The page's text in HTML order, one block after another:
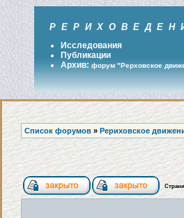
Р Е Р И Х О В Е Д Е Н
Исследования
Публикации
Архив: форум "Рерховское
Список форумов » Рериховское